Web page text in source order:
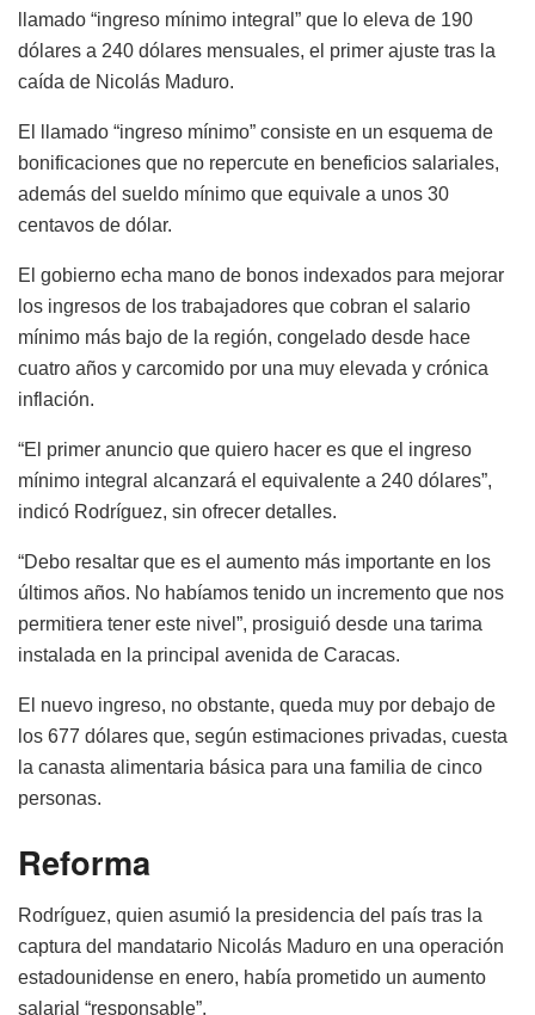
llamado “ingreso mínimo integral” que lo eleva de 190
dólares a 240 dólares mensuales, el primer ajuste tras la
caída de Nicolás Maduro.
El llamado “ingreso mínimo” consiste en un esquema de
bonificaciones que no repercute en beneficios salariales,
además del sueldo mínimo que equivale a unos 30
centavos de dólar.
El gobierno echa mano de bonos indexados para mejorar
los ingresos de los trabajadores que cobran el salario
mínimo más bajo de la región, congelado desde hace
cuatro años y carcomido por una muy elevada y crónica
inflación.
“El primer anuncio que quiero hacer es que el ingreso
mínimo integral alcanzará el equivalente a 240 dólares”,
indicó Rodríguez, sin ofrecer detalles.
“Debo resaltar que es el aumento más importante en los
últimos años. No habíamos tenido un incremento que nos
permitiera tener este nivel”, prosiguió desde una tarima
instalada en la principal avenida de Caracas.
El nuevo ingreso, no obstante, queda muy por debajo de
los 677 dólares que, según estimaciones privadas, cuesta
la canasta alimentaria básica para una familia de cinco
personas.
Reforma
Rodríguez, quien asumió la presidencia del país tras la
captura del mandatario Nicolás Maduro en una operación
estadounidense en enero, había prometido un aumento
salarial “responsable”.